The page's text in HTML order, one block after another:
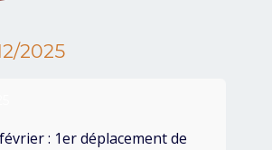
2025
: 1er déplacement de